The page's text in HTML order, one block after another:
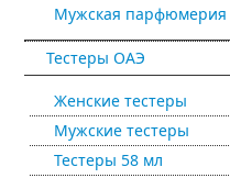
Мужская парфюмерия
Тестеры ОАЭ
Женские тестеры
Мужские тестеры
Тестеры 58 мл